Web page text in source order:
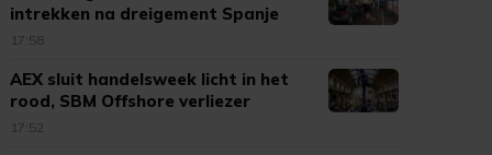
intrekken na dreigement Spanje
17:58
AEX sluit handelsweek licht in het
rood, SBM Offshore verliezer
17:52